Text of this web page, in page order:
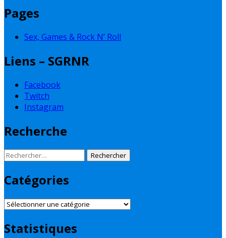
Pages
Sex, Games & Rock N’ Roll
Liens – SGRNR
Facebook
Twitch
Instagram
Recherche
Rechercher :
Catégories
Catégories
Statistiques